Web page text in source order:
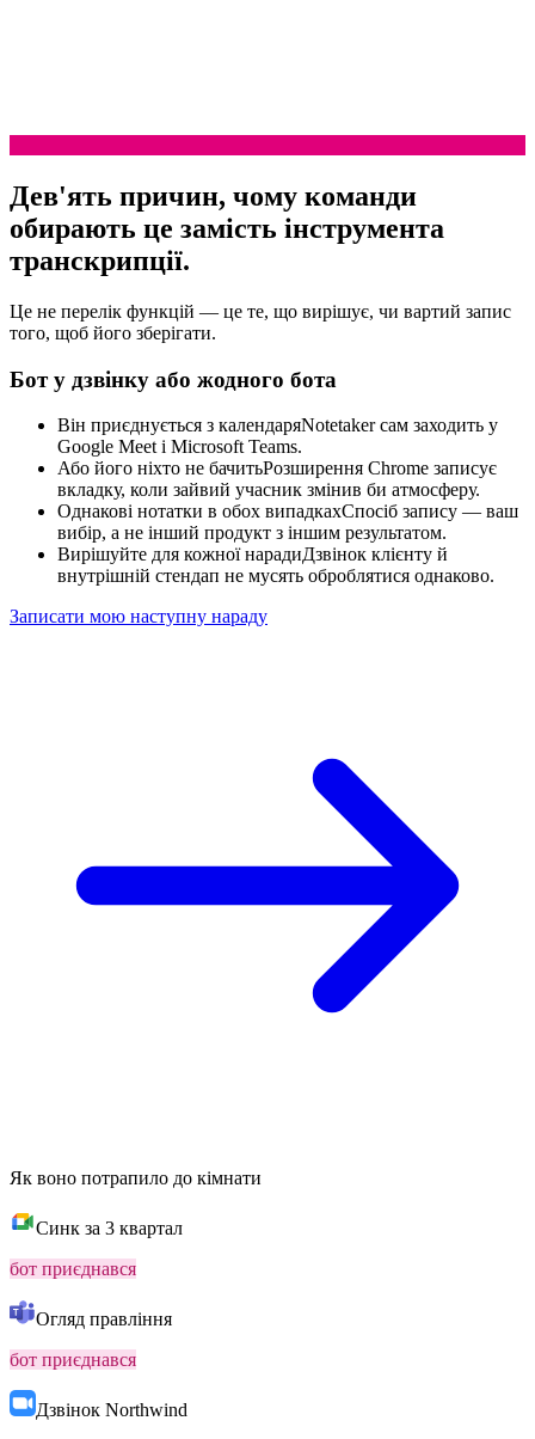
Дев'ять причин, чому команди
обирають це замість інструмента
транскрипції.
Це не перелік функцій — це те, що вирішує, чи вартий запис
того, щоб його зберігати.
Бот у дзвінку або жодного бота
Він приєднується з календаряNotetaker сам заходить у
Google Meet і Microsoft Teams.
Або його ніхто не бачитьРозширення Chrome записує
вкладку, коли зайвий учасник змінив би атмосферу.
Однакові нотатки в обох випадкахСпосіб запису — ваш
вибір, а не інший продукт з іншим результатом.
Вирішуйте для кожної нарадиДзвінок клієнту й
внутрішній стендап не мусять оброблятися однаково.
Записати мою наступну нараду
Як воно потрапило до кімнати
Синк за 3 квартал
бот приєднався
Огляд правління
бот приєднався
Дзвінок Northwind